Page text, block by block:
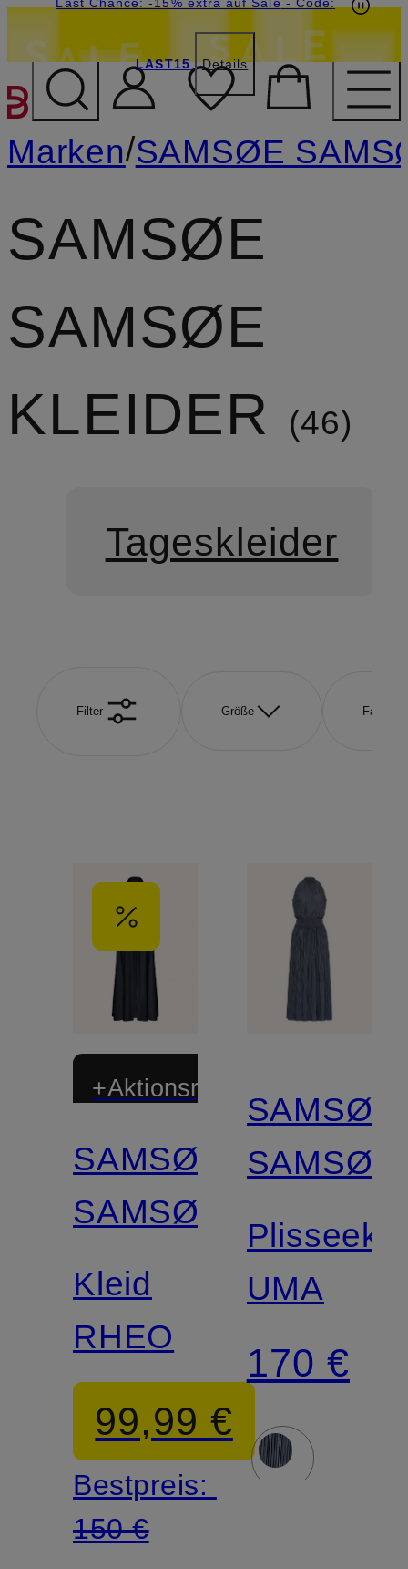
ZUM HAUPTINHALT
LAST15 Details
Marken/SAMSØE
SAMSØE
SAMSØE
KLEIDER
46
Tageskleider
Filter Größe Farbe
+Aktionsrabatt
SAMSØE
SAMSØE
Kleid
RHEO
99,99 €
Bestpreis:
150 €
SAMSØE
SAMSØE
UMA
170 €